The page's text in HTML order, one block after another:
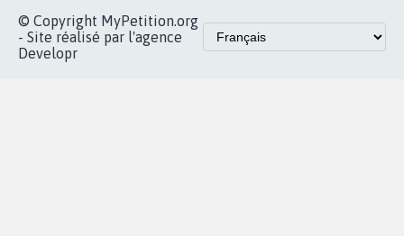
© Copyright MyPetition.org
- Site réalisé par l'agence
Developr